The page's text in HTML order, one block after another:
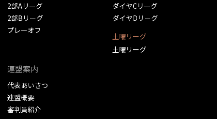
2部Aリーグ
2部Bリーグ
プレーオフ
ダイヤCリーグ
ダイヤDリーグ
土曜リーグ
土曜リーグ
連盟案内
代表あいさつ
連盟概要
審判員紹介